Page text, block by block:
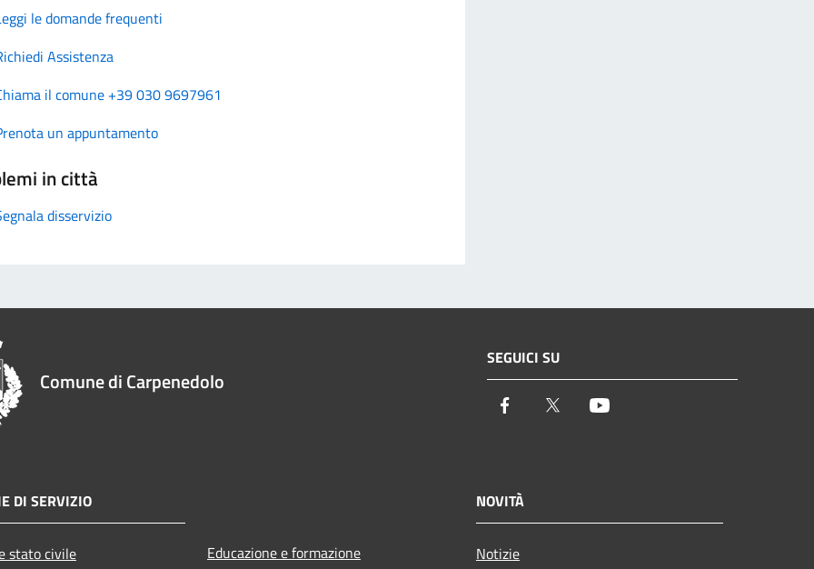
le domande frequenti
Assistenza
il comune +39 030 9697961
un appuntamento
in città
disservizio
Comune di Carpenedolo
SEGUICI SU
Facebook Twitter
DI SERVIZIO
stato civile
Educazione e formazione
NOVITÀ
Notizie